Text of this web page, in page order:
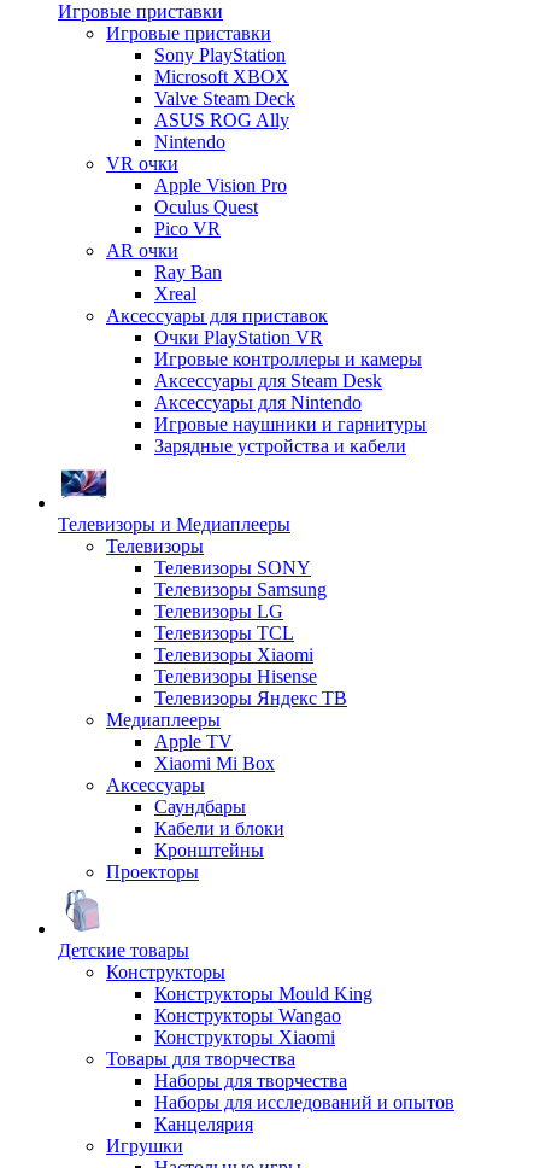
Игровые приставки
Игровые приставки
Sony PlayStation
Microsoft XBOX
Valve Steam Deck
ASUS ROG Ally
Nintendo
VR очки
Apple Vision Pro
Oculus Quest
Pico VR
AR очки
Ray Ban
Xreal
Аксессуары для приставок
Очки PlayStation VR
Игровые контроллеры и камеры
Аксессуары для Steam Desk
Аксессуары для Nintendo
Игровые наушники и гарнитуры
Зарядные устройства и кабели
Телевизоры и Медиаплееры
Телевизоры
Телевизоры SONY
Телевизоры Samsung
Телевизоры LG
Телевизоры TCL
Телевизоры Xiaomi
Телевизоры Hisense
Телевизоры Яндекс ТВ
Медиаплееры
Apple TV
Xiaomi Mi Box
Аксессуары
Саундбары
Кабели и блоки
Кронштейны
Проекторы
Детские товары
Конструкторы
Конструкторы Mould King
Конструкторы Wangao
Конструкторы Xiaomi
Товары для творчества
Наборы для творчества
Наборы для исследований и опытов
Канцелярия
Игрушки